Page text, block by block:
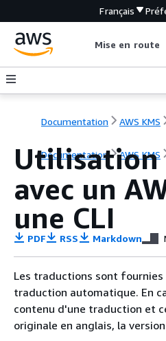
Français
Mise en route
Documentation AWS KMS
Documentation AWS KMS
Utilisation
avec un
une CLI
PDF RSS Markdown
Les traductions sont
traduction automatique. En
contenu d'une traduction et
originale en anglais, la